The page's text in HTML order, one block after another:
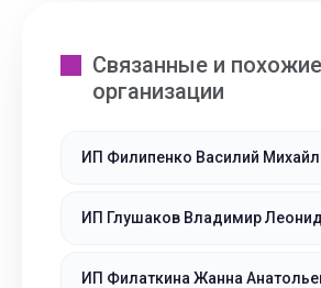
Связанные и похожие
организации
ИП Филипенко Василий
ИП Глушаков Владимир
ИП Филаткина Жанна